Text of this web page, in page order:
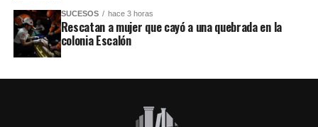
SUCESOS hace 3 horas
Rescatan a mujer que cayó a una quebrada en la
colonia Escalón